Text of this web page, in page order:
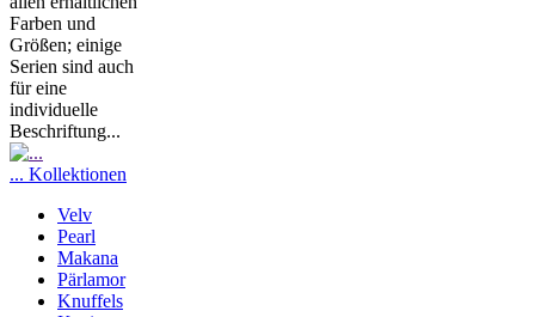
Farben und
Größen; einige
Serien sind auch
für eine
individuelle
Beschriftung...
... Kollektionen
Velv
Pearl
Makana
Pärlamor
Knuffels